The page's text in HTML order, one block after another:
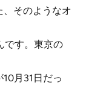
そのようなオ
です。東京の
月31日だっ